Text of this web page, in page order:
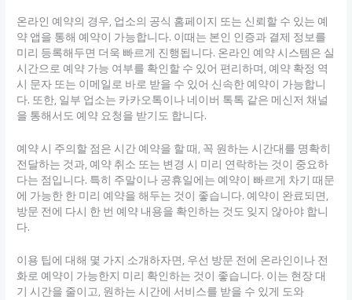
온라인 예약의 경우, 업소의 공식 홈페이지 또는 신뢰할 수 있는 예
약 앱을 통해 예약이 가능합니다. 이때는 본인 인증과 결제 정보를
미리 등록해두면 더욱 빠르게 진행됩니다. 온라인 예약 시스템은 실
시간으로 예약 가능 여부를 확인할 수 있어 편리하며, 예약 확정 역
시 문자 또는 이메일로 바로 받을 수 있어 신속한 예약이 가능합니
다. 또한, 일부 업소는 카카오톡이나 네이버 톡톡 같은 메신저 채널
을 통해서도 예약 요청을 받기도 합니다.
예약 시 주의할 점은 시간 예약을 할 때, 꼭 원하는 시간대를 명확히
전달하는 것과, 예약 취소 또는 변경 시 미리 연락하는 것이 중요하
다는 점입니다. 특히 주말이나 공휴일에는 예약이 빠르게 차기 때문
에 가능한 한 미리 예약을 해두는 것이 좋습니다. 예약이 완료되면,
방문 전에 다시 한 번 예약 내용을 확인하는 것도 잊지 않아야 합니
다.
이용 팁에 대해 몇 가지 소개하자면, 우선 방문 전에 온라인이나 전
화로 예약이 가능한지 미리 확인하는 것이 좋습니다. 이는 현장 대
기 시간을 줄이고, 원하는 시간에 서비스를 받을 수 있게 도와